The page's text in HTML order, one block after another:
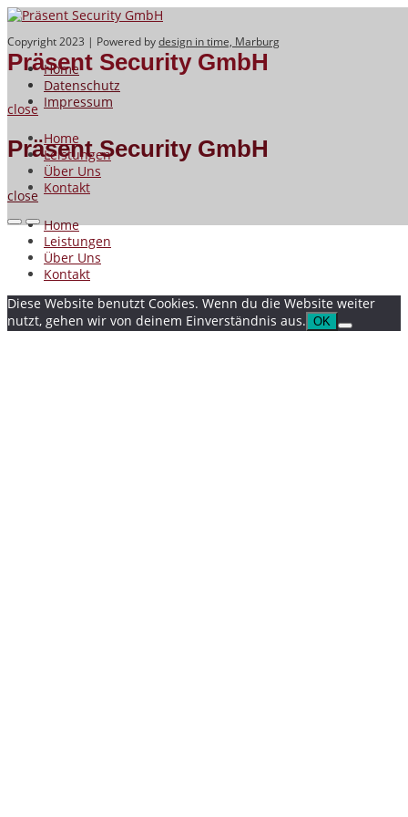
Skip
content
Präsent Security GmbH
Präsent Security GmbH
close
Home
Leistungen
Über Uns
Kontakt
Primary
Menu
for
Mobile
Primary
Menu
for
Desktop
Copyright 2023 | Powered bydesign in time, Marburg
Home
Datenschutz
Impressum
Präsent Security GmbH
close
Home
Leistungen
Über Uns
Kontakt
Diese Website benutzt Cookies. Wenn du die Website weiter
nutzt, gehen wir von deinem Einverständnis aus. OK